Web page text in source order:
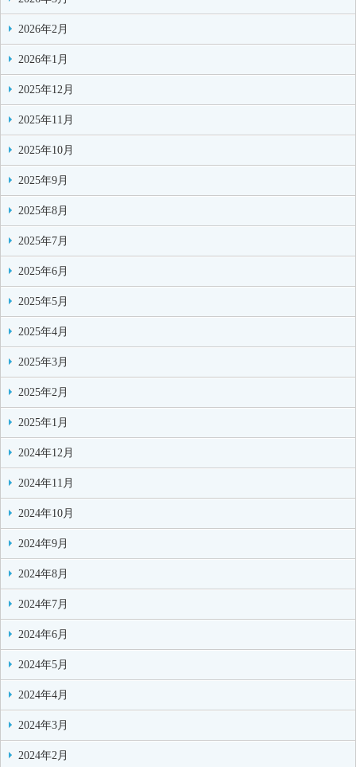
2026年2月
2026年1月
2025年12月
2025年11月
2025年10月
2025年9月
2025年8月
2025年7月
2025年6月
2025年5月
2025年4月
2025年3月
2025年2月
2025年1月
2024年12月
2024年11月
2024年10月
2024年9月
2024年8月
2024年7月
2024年6月
2024年5月
2024年4月
2024年3月
2024年2月